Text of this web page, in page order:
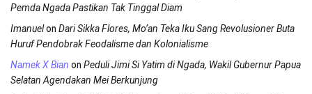
Pemda Ngada Pastikan Tak Tinggal Diam
Imanuelon Dari Sikka Flores, Mo’an Teka Iku Sang Revolusioner Buta
Huruf Pendobrak Feodalisme dan Kolonialisme
Namek X Bian on Peduli Jimi Si Yatim di Ngada, Wakil Gubernur Papua
Selatan Agendakan Mei Berkunjung